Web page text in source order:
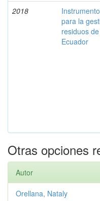
2018
para la
residuos
Ecuador
Otras opciones
Autor
Orellana, Nataly